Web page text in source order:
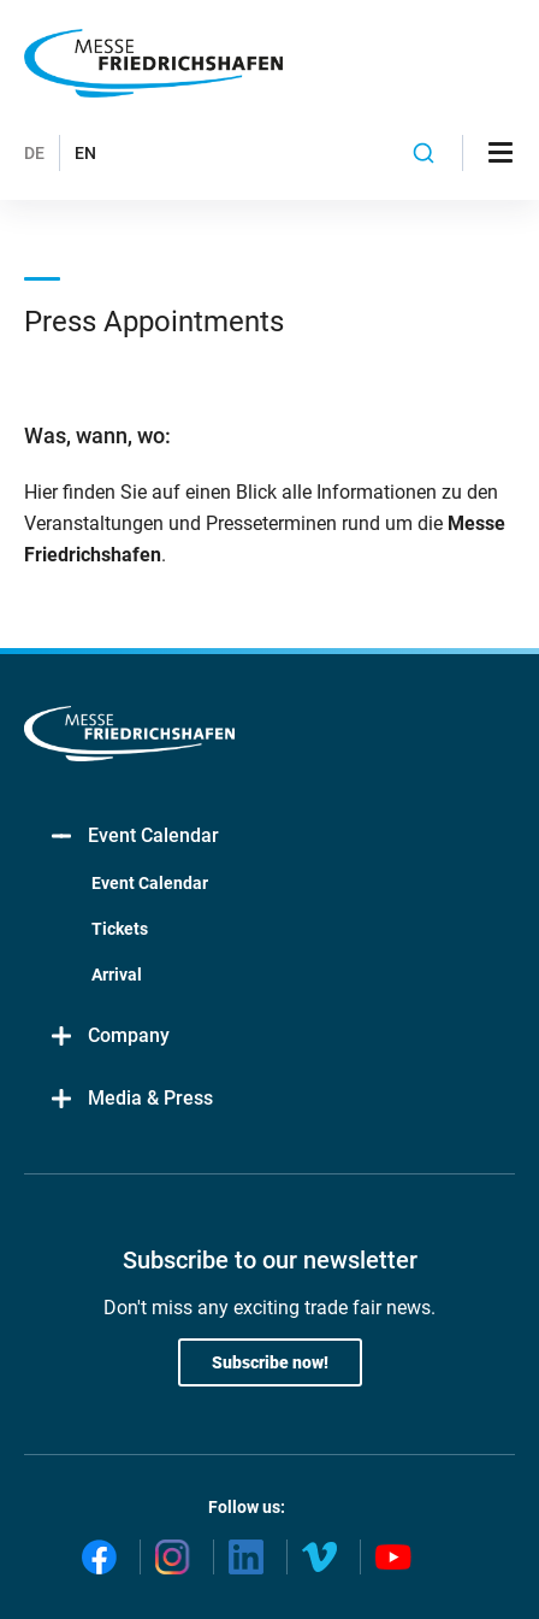
DE EN
Press Appointments
Was, wann, wo:
Hier finden Sie auf einen Blick alle Informationen zu den
Veranstaltungen und Presseterminen rund um die Messe
Friedrichshafen.
Event Calendar
Event Calendar
Tickets
Arrival
Company
Media & Press
Subscribe to our newsletter
Don't miss any exciting trade fair news.
Subscribe now!
Follow us: